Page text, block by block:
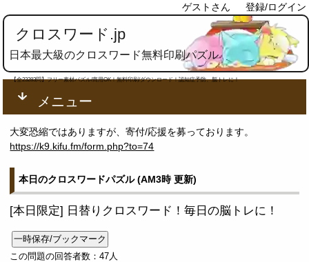
ゲストさん 登録/ログイン
クロスワード.jp
日本最大級のクロスワード無料印刷パズル
【全23283問】フリー素材パズル/商用OK！無料印刷/ダウンロード！認知症予防、脳トレに！
メニュー
大変恐縮ではありますが、寄付/応援を募っております。
https://k9.kifu.fm/form.php?to=74
本日のクロスワードパズル (AM3時 更新)
[本日限定] 日替りクロスワード！毎日の脳トレに！
一時保存/ブックマーク
この問題の回答者数：47人